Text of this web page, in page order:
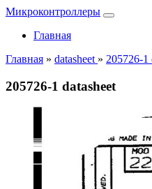
Микроконтроллеры
Главная
Главная » datasheet » 205726-1
205726-1 datasheet